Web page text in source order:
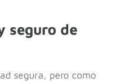
seguro de
segura, pero como